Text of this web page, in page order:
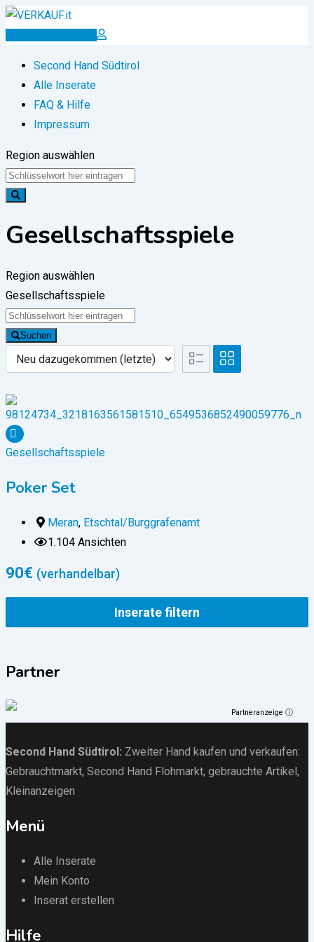
Zum
Inserat erstellen
Second Hand Südtirol
Alle Inserate
FAQ & Hilfe
Impressum
Region auswählen
Gesellschaftsspiele
Region auswählen
Gesellschaftsspiele
Suchen
Gesellschaftsspiele
Poker Set
Meran, Etschtal/Burggrafenamt
1.104 Ansichten
90€ (verhandelbar)
Inserate filtern
Partner
Partneranzeige ⓘ
Second Hand Südtirol : Zweiter Hand kaufen und verkaufen:
Gebrauchtmarkt, Second Hand Flohmarkt, gebrauchte Artikel ,
Kleinanzeigen
Menü
Alle Inserate
Mein Konto
Inserat erstellen
Hilfe